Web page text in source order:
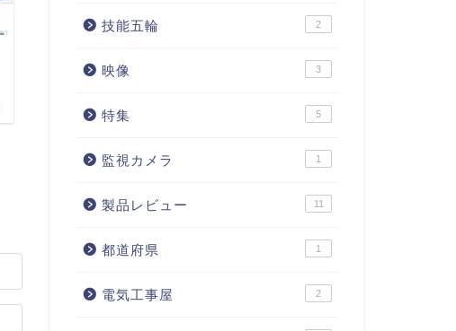
世界6カ国の国家技術方針ページ
(2)内閣府の科学技術政策
技能五輪 2
映像 3
特集 5
監視カメラ 1
製品レビュー 11
都道府県 1
電気工事屋 2